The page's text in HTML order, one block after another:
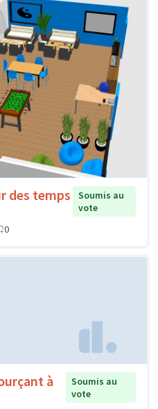
des temps
Soumis au
vote
0
à
Soumis au
vote